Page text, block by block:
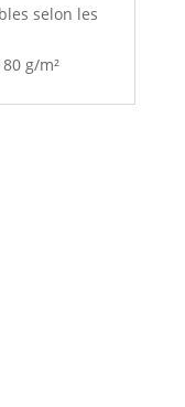
selon les
g/m²